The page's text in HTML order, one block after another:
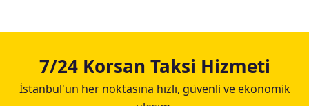
7/24 Korsan Taksi Hizmeti
İstanbul'un her noktasına hızlı, güvenli ve ekonomik